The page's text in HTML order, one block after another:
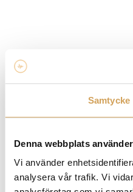
Samtycke
Denna webbplats
Vi använder
analysera vår trafik. Vi